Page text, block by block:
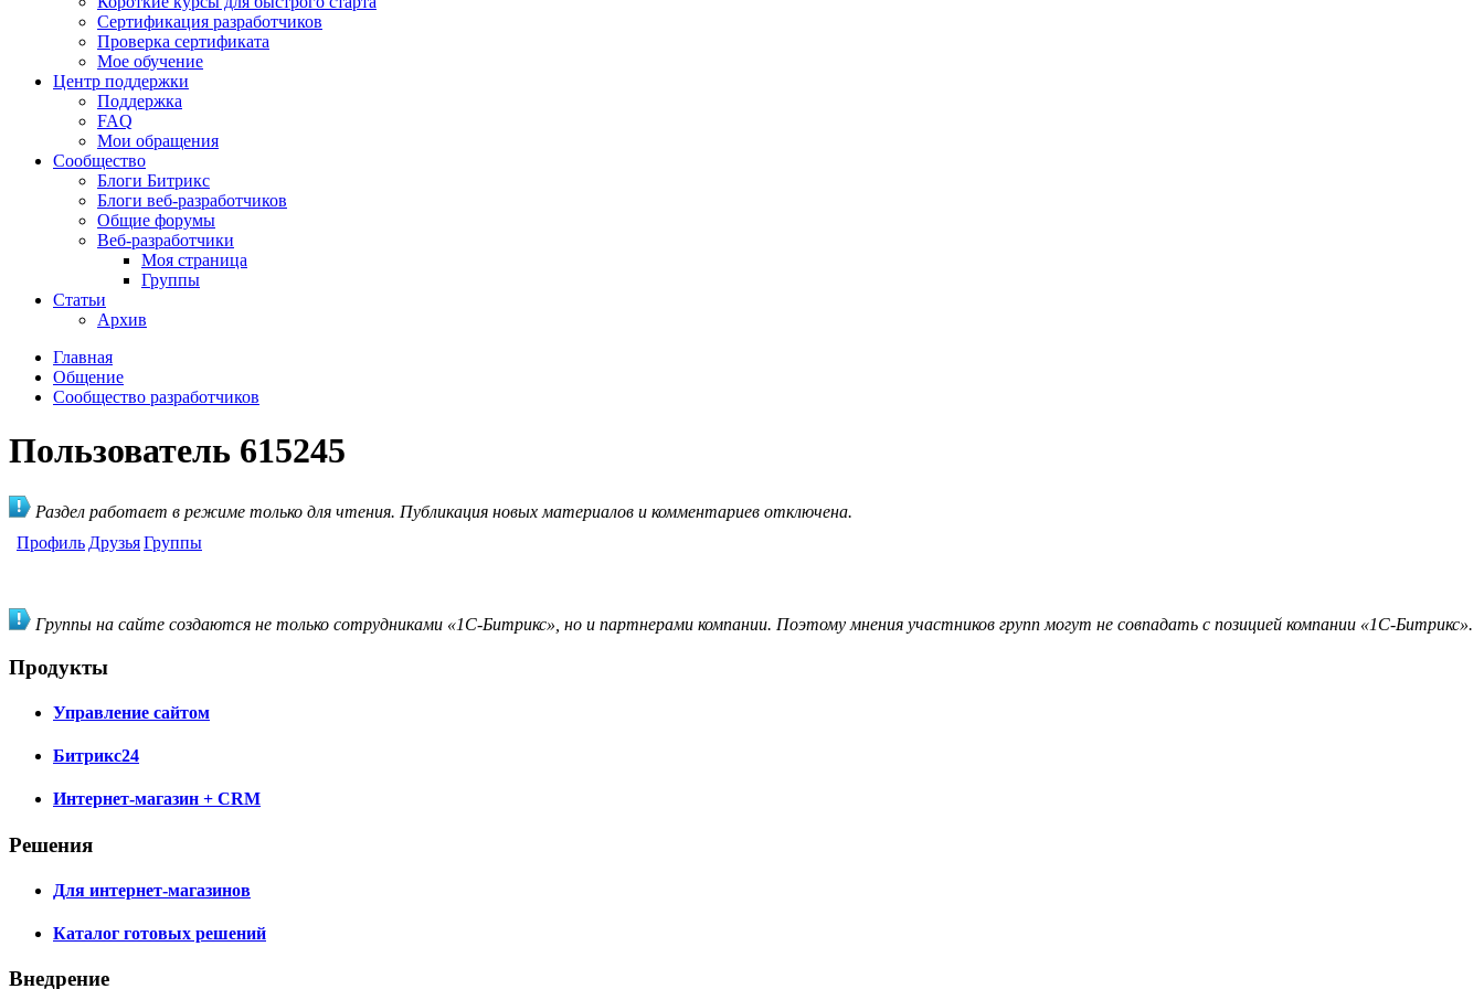
Сертификация разработчиков
Проверка сертификата
Мое обучение
Центр поддержки
Поддержка
FAQ
Мои обращения
Сообщество
Блоги Битрикс
Блоги веб-разработчиков
Общие форумы
Веб-разработчики
Моя страница
Группы
Статьи
Архив
Главная
Общение
Сообщество разработчиков
Пользователь 615245
Раздел работает в режиме только для чтения. Публикация новых материалов и комментариев отключена.
Профиль ДрузьяГруппы
Группы на сайте создаются не только сотрудниками «1С-Битрикс», но и партнерами компании. Поэтому мнения участников групп могут не совпадать с позицией компании «1С-Битрикс».
Продукты
Управление сайтом
Битрикс24
Интернет-магазин + CRM
Решения
Для интернет-магазинов
Каталог готовых решений
Внедрение